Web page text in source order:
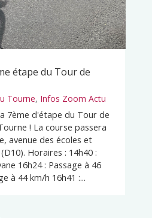
étape du Tour de
Tourne, Infos Zoom Actu
7ème d'étape du Tour de
! La course passera
avenue des écoles et
Horaires : 14h40 :
16h24 : Passage à 46
à 44 km/h 16h41 :...